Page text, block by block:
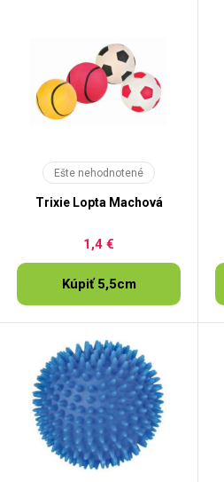
Ešte nehodnotené
Trixie Lopta Machová
1,4 €
Kúpiť 5,5cm